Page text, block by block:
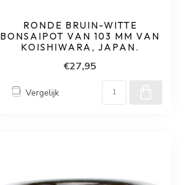
RONDE BRUIN-WITTE
BONSAIPOT VAN 103 MM VAN
KOISHIWARA, JAPAN.
€27,95
Vergelijk